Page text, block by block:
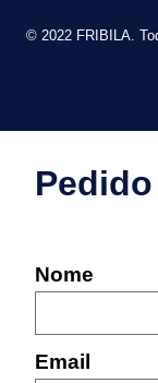
© 2022 FRIBILA.
Nome
Email